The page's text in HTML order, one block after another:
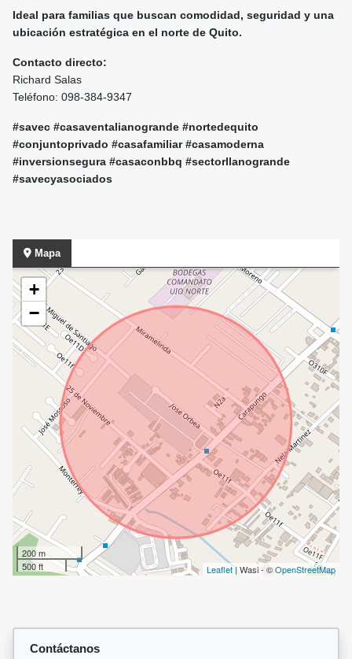
Ideal para familias que buscan comodidad, seguridad y una
ubicación estratégica en el norte de Quito.
Contacto directo:
Richard Salas
Teléfono: 098-384-9347
#savec #casaventalianogrande #nortedequito
#conjuntoprivado #casafamiliar #casamoderna
#inversionsegura #casaconbbq #sectorllanogrande
#savecyasociados
Mapa
+
−
200 m
500 ft
Leaflet | Wasi - ©OpenStreetMap
Contáctanos